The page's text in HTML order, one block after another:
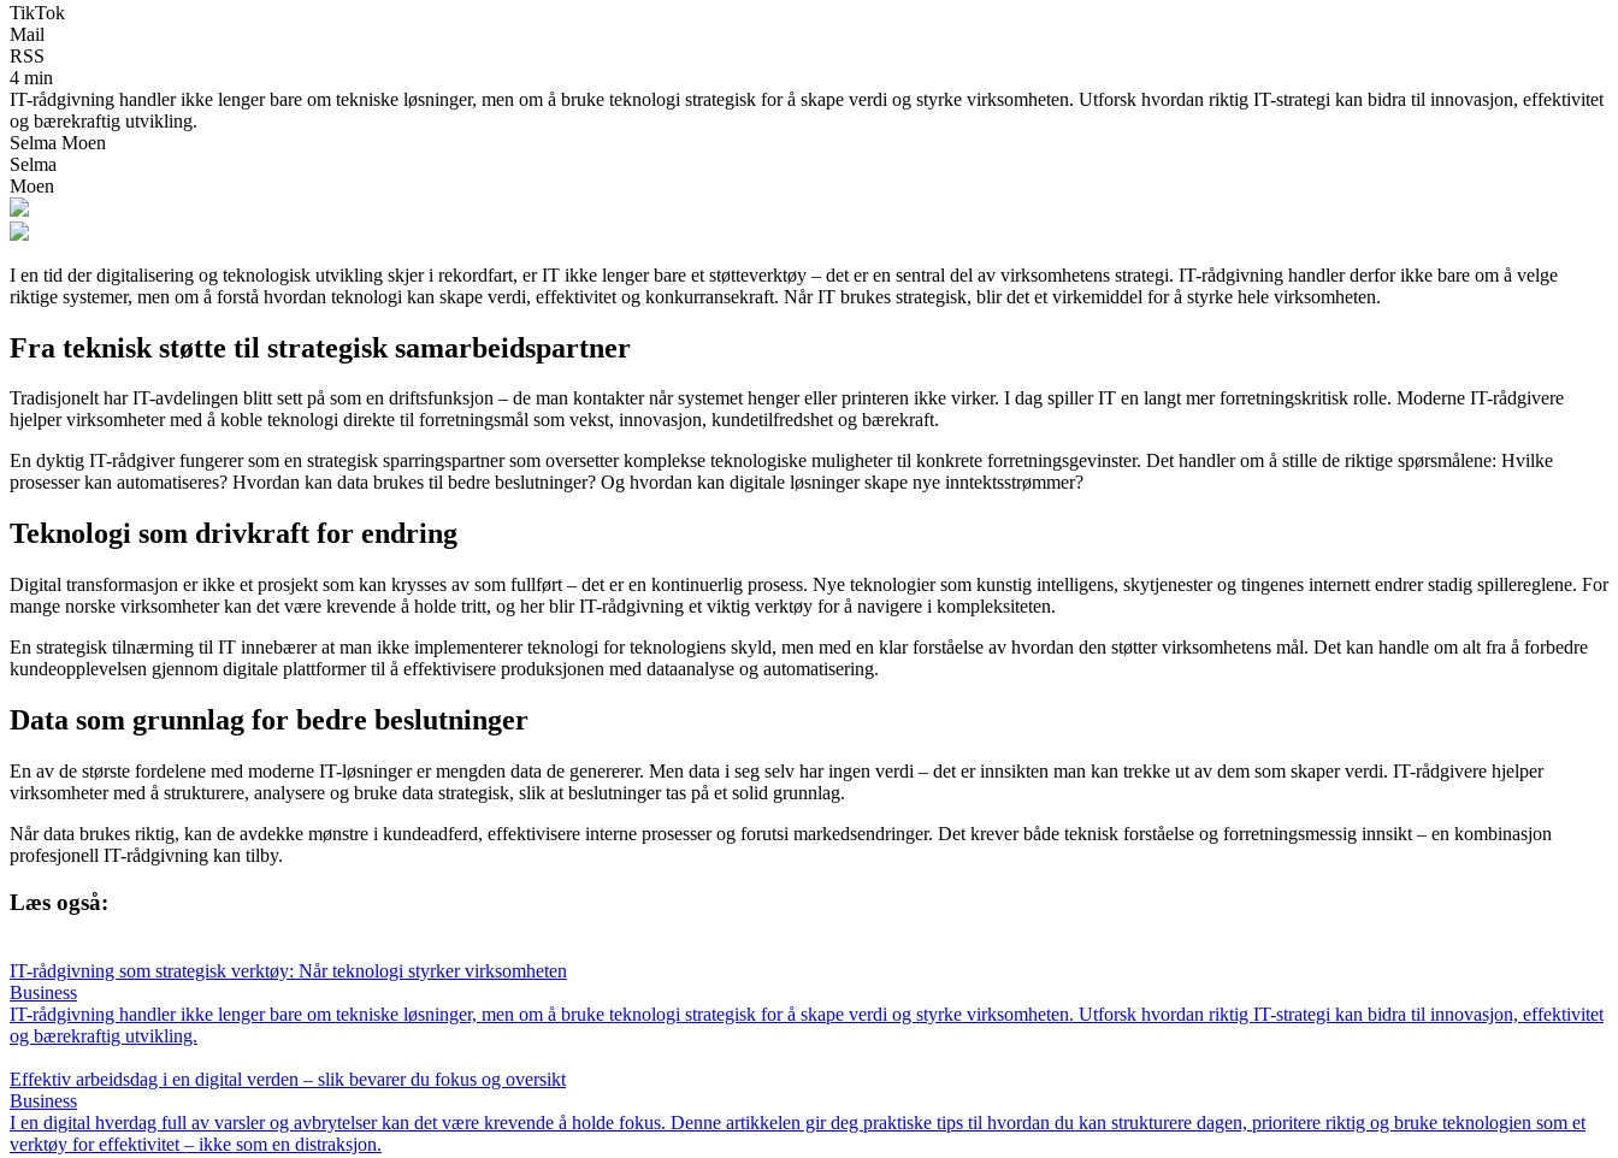
TikTok
Mail
RSS
4 min
IT-rådgivning handler ikke lenger bare om tekniske løsninger, men om å bruke teknologi strategisk for å skape verdi og styrke virksomheten. Utforsk hvordan riktig IT-strategi kan bidra til innovasjon, effektivitet
og bærekraftig utvikling.
Selma Moen
Selma
Moen
I en tid der digitalisering og teknologisk utvikling skjer i rekordfart, er IT ikke lenger bare et støtteverktøy – det er en sentral del av virksomhetens strategi. IT-rådgivning handler derfor ikke bare om å velge
riktige systemer, men om å forstå hvordan teknologi kan skape verdi, effektivitet og konkurransekraft. Når IT brukes strategisk, blir det et virkemiddel for å styrke hele virksomheten.
Fra teknisk støtte til strategisk samarbeidspartner
Tradisjonelt har IT-avdelingen blitt sett på som en driftsfunksjon – de man kontakter når systemet henger eller printeren ikke virker. I dag spiller IT en langt mer forretningskritisk rolle. Moderne IT-rådgivere
hjelper virksomheter med å koble teknologi direkte til forretningsmål som vekst, innovasjon, kundetilfredshet og bærekraft.
En dyktig IT-rådgiver fungerer som en strategisk sparringspartner som oversetter komplekse teknologiske muligheter til konkrete forretningsgevinster. Det handler om å stille de riktige spørsmålene: Hvilke
prosesser kan automatiseres? Hvordan kan data brukes til bedre beslutninger? Og hvordan kan digitale løsninger skape nye inntektsstrømmer?
Teknologi som drivkraft for endring
Digital transformasjon er ikke et prosjekt som kan krysses av som fullført – det er en kontinuerlig prosess. Nye teknologier som kunstig intelligens, skytjenester og tingenes internett endrer stadig spillereglene. For
mange norske virksomheter kan det være krevende å holde tritt, og her blir IT-rådgivning et viktig verktøy for å navigere i kompleksiteten.
En strategisk tilnærming til IT innebærer at man ikke implementerer teknologi for teknologiens skyld, men med en klar forståelse av hvordan den støtter virksomhetens mål. Det kan handle om alt fra å forbedre
kundeopplevelsen gjennom digitale plattformer til å effektivisere produksjonen med dataanalyse og automatisering.
Data som grunnlag for bedre beslutninger
En av de største fordelene med moderne IT-løsninger er mengden data de genererer. Men data i seg selv har ingen verdi – det er innsikten man kan trekke ut av dem som skaper verdi. IT-rådgivere hjelper
virksomheter med å strukturere, analysere og bruke data strategisk, slik at beslutninger tas på et solid grunnlag.
Når data brukes riktig, kan de avdekke mønstre i kundeadferd, effektivisere interne prosesser og forutsi markedsendringer. Det krever både teknisk forståelse og forretningsmessig innsikt – en kombinasjon
profesjonell IT-rådgivning kan tilby.
Læs også:
IT-rådgivning som strategisk verktøy: Når teknologi styrker virksomheten
Business
IT-rådgivning handler ikke lenger bare om tekniske løsninger, men om å bruke teknologi strategisk for å skape verdi og styrke virksomheten. Utforsk hvordan riktig IT-strategi kan bidra til innovasjon, effektivitet
og bærekraftig utvikling.
Effektiv arbeidsdag i en digital verden – slik bevarer du fokus og oversikt
Business
I en digital hverdag full av varsler og avbrytelser kan det være krevende å holde fokus. Denne artikkelen gir deg praktiske tips til hvordan du kan strukturere dagen, prioritere riktig og bruke teknologien som et
verktøy for effektivitet – ikke som en distraksjon.